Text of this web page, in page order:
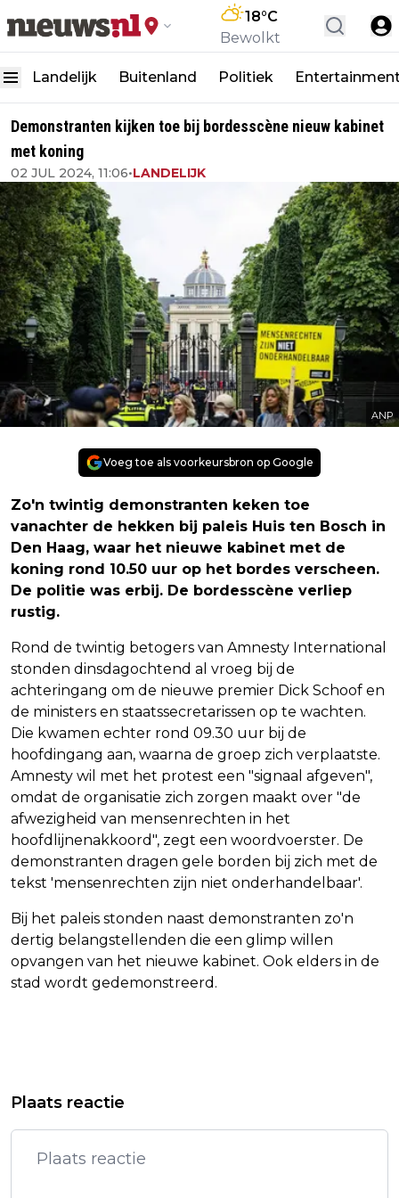
18°C
Bewolkt
Landelijk Buitenland Politiek
Demonstranten kijken toe bij bordesscène nieuw kabinet
met koning
02 JUL 2024, 11:06•LANDELIJK
ANP
Voeg toe als voorkeursbron op Google
Zo'n twintig demonstranten keken toe
vanachter de hekken bij paleis Huis ten Bosch in
Den Haag, waar het nieuwe kabinet met de
koning rond 10.50 uur op het bordes verscheen.
De politie was erbij. De bordesscène verliep
rustig.
Rond de twintig betogers van Amnesty International
stonden dinsdagochtend al vroeg bij de
achteringang om de nieuwe premier Dick Schoof en
de ministers en staatssecretarissen op te wachten.
Die kwamen echter rond 09.30 uur bij de
hoofdingang aan, waarna de groep zich verplaatste.
Amnesty wil met het protest een "signaal afgeven",
omdat de organisatie zich zorgen maakt over "de
afwezigheid van mensenrechten in het
hoofdlijnenakkoord", zegt een woordvoerster. De
demonstranten dragen gele borden bij zich met de
tekst 'mensenrechten zijn niet onderhandelbaar'.
Bij het paleis stonden naast demonstranten zo'n
dertig belangstellenden die een glimp willen
opvangen van het nieuwe kabinet. Ook elders in de
stad wordt gedemonstreerd.
METAAL NA REEKS STAKINGEN
GOLFER LUITEN SLEEPT NOC*NSF
VOOR DE RECHTER
Plaats reactie